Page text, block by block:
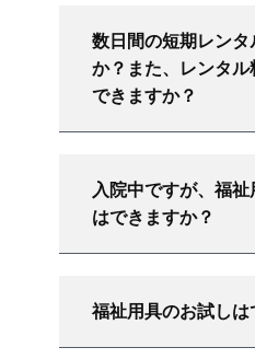
数日間の短期レン
か？また、レンタ
できますか？
入院中ですが、福
はできますか？
福祉用具のお試しは